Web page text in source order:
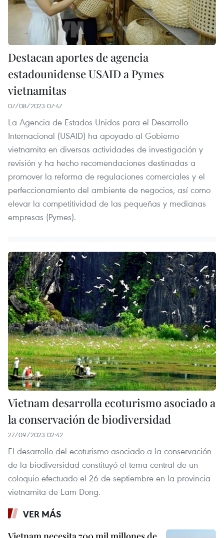
Destacan aportes de agencia
estadounidense USAID a Pymes
vietnamitas
07/08/2023 07:47
La Agencia de Estados Unidos para el Desarrollo
Internacional (USAID) ha apoyado al Gobierno
vietnamita en diversas actividades de investigación y
revisión y ha hecho recomendaciones destinadas a
promover la reforma de regulaciones comerciales y el
perfeccionamiento del ambiente de negocios, así como
elevar la competitividad de las pequeñas y medianas
empresas (Pymes).
Vietnam desarrolla ecoturismo asociado a
la conservación de biodiversidad
27/09/2023 02:42
El desarrollo del ecoturismo asociado a la conservación
de la biodiversidad constituyó el tema central de un
coloquio efectuado el 26 de septiembre en la provincia
vietnamita de Lam Dong.
VER MÁS